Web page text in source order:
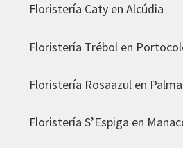
Floristería Caty en Alcúdia
Floristería Trébol en
Floristería Rosaazul en
Floristería S’Espiga en